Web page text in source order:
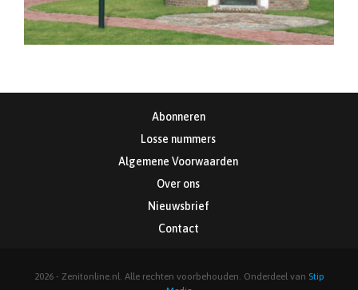
Abonneren
Losse nummers
Algemene Voorwaarden
Over ons
Nieuwsbrief
Contact
2026 - Zenitonline.nl. Alle rechten voorbehouden. Onderdeel van Stip